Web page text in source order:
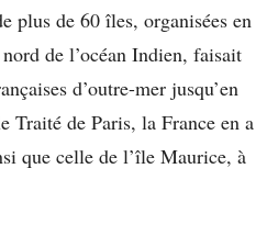
plus de 60 îles, organisées en
de l’océan Indien, faisait
d’outre-mer jusqu’en
Traité de Paris, la France en a
que celle de l’île Maurice, à